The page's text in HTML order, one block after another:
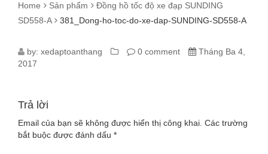
Home Sản phẩm
Đồng hồ tốc độ xe đạp SUNDING
SD558-A
381_Dong-ho-toc-do-xe-dap-SUNDING-SD558-A
381_DONG-
TOC-
DO-
by: xedaptoanthang 0 comment
Tháng Ba 4,
2017
Trả lời
Email của bạn sẽ không được hiển thị công khai. Các trường
bắt buộc được đánh dấu *